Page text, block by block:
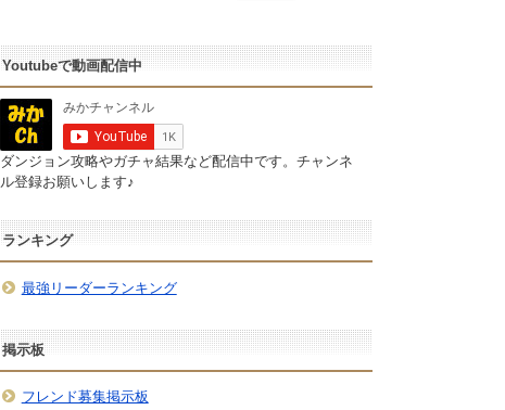
Youtubeで動画配信中
ダンジョン攻略やガチャ結果など配信中です。チャンネ
ル登録お願いします♪
ランキング
最強リーダーランキング
掲示板
フレンド募集掲示板